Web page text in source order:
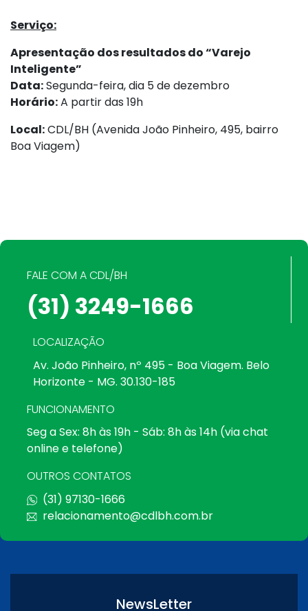
Serviço:
Apresentação dos resultados do “Varejo
Inteligente”
Data:Segunda-feira, dia 5 de dezembro
Horário:A partir das 19h
Local:CDL/BH (Avenida João Pinheiro, 495, bairro
Boa Viagem)
FALE COM A CDL/BH
(31) 3249-1666
LOCALIZAÇÃO
Av. João Pinheiro, nº 495 - Boa Viagem. Belo
Horizonte - MG. 30.130-185
FUNCIONAMENTO
Seg a Sex: 8h às 19h - Sáb: 8h às 14h (via chat
online e telefone)
OUTROS CONTATOS
(31) 97130-1666
relacionamento@cdlbh.com.br
NewsLetter